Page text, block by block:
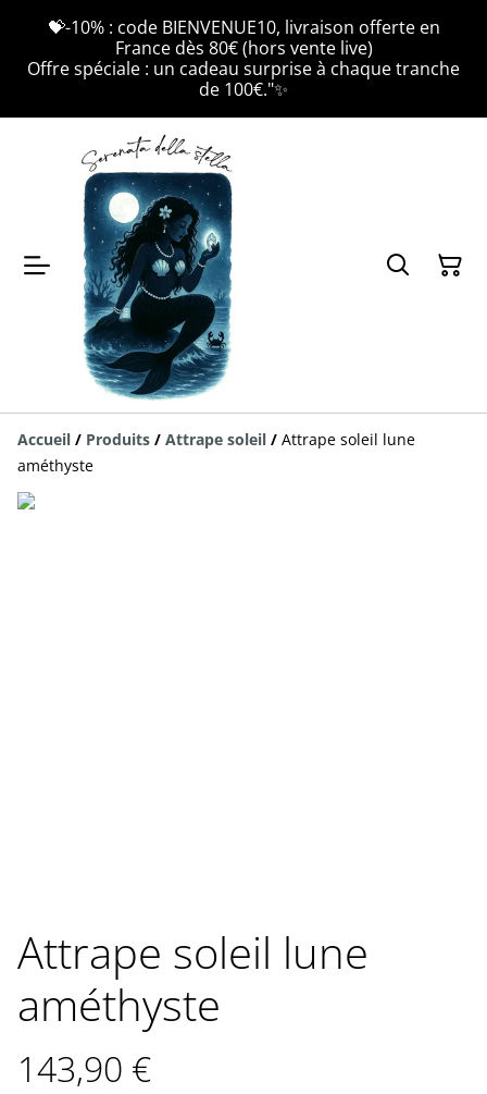
💝-10% : code BIENVENUE10, livraison offerte en
France dès 80€ (hors vente live)
Offre spéciale : un cadeau surprise à chaque tranche
de 100€."✨
Accueil / Produits / Attrape soleil / Attrape soleil lune
améthyste
Attrape soleil lune
améthyste
143,90 €